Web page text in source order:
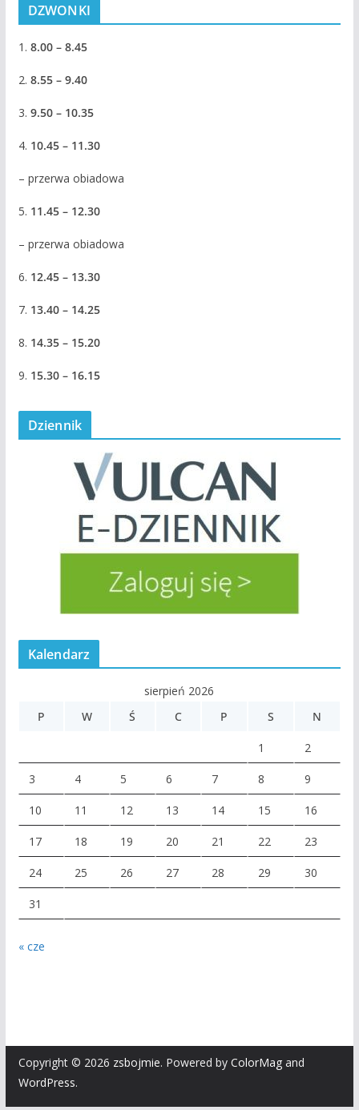
DZWONKI
1. 8.00 – 8.45
2. 8.55 – 9.40
3. 9.50 – 10.35
4. 10.45 – 11.30
– przerwa obiadowa
5. 11.45 – 12.30
– przerwa obiadowa
6. 12.45 – 13.30
7. 13.40 – 14.25
8. 14.35 – 15.20
9. 15.30 – 16.15
Dziennik
Kalendarz
sierpień 2026
P
W Ś C P S N
1 2
3 4 5 6 7 8 9
10 11 12 13 14 15 16
17 18 19 20 21 22 23
24 25 26 27 28 29 30
31
« cze
Copyright © 2026 zsbojmie. Powered by ColorMagand
WordPress.